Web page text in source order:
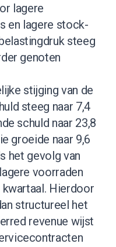
lagere
en lagere stock-
steeg
genoten
stijging van de
steeg naar 7,4
schuld naar 23,8
groeide naar 9,6
het gevolg van
voorraden
kwartaal. Hierdoor
structureel het
revenue wijst